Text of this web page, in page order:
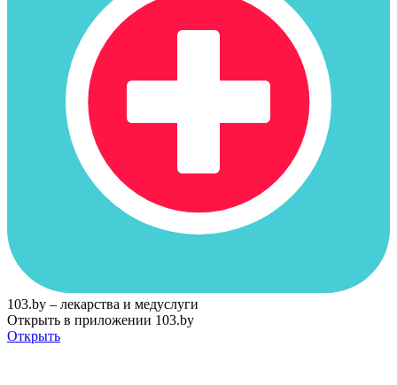
103.by – лекарства и медуслуги
Открыть в приложении 103.by
Открыть